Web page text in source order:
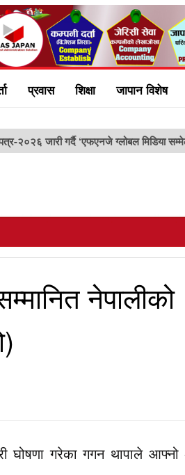
प्रवास शिक्षा जापान विशेष
२०२६ जारी गर्दै ‘एफएनजे ग्लोबल मिडिया
नेपालीको
घोषणा गरेका गगन थापाले